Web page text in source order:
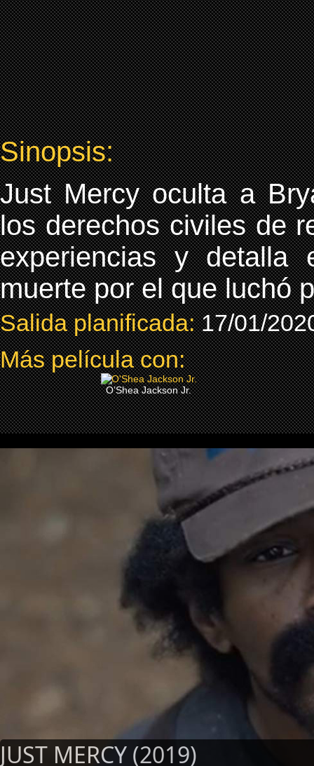
Sinopsis:
Just Mercy oculta a
los derechos civiles de
experiencias y
muerte por el que luchó
Salida planificada:17/01/
Más película con:
O’Shea Jackson Jr.
JUST MERCY (2019)